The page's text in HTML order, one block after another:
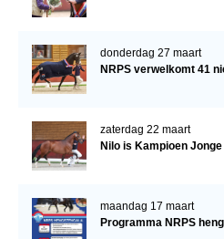
donderdag 27 maart
NRPS verwelkomt 41
zaterdag 22 maart
Nilo is Kampioen
maandag 17 maart
Programma NRPS